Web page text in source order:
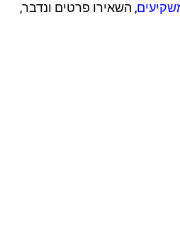
, השאירו פרטים ונדבר,